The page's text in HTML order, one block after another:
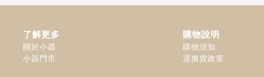
了解更多
關於小器
小器門市
購物說明
購物須知
退換貨政策